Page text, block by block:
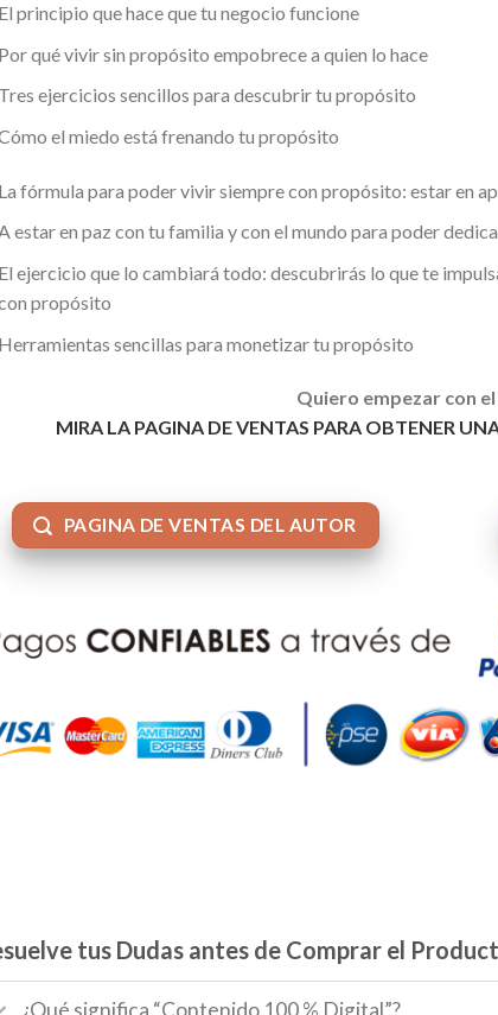
principio que hace que tu negocio funcione
qué vivir sin propósito empobrece a quien lo hace
ejercicios sencillos para descubrir tu propósito
el miedo está frenando tu propósito
fórmula para poder vivir siempre con propósito: estar en
estar en paz con tu familia y con el mundo para poder
ejercicio que lo cambiará todo: descubrirás lo que te
propósito
sencillas para monetizar tu propósito
Quiero empezar con
MIRA LA PAGINA DE VENTAS PARA OBTENER
PAGINA DE VENTAS DEL AUTOR
tus Dudas antes de Comprar el